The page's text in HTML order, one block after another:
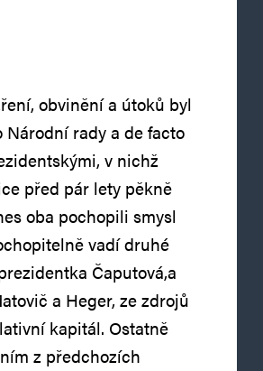
obvinění a útoků byl
rady a de facto
v nichž
před pár lety pěkně
oba pochopili smysl
vadí druhé
Čaputová,a
a Heger, ze zdrojů
kapitál. Ostatně
z předchozích